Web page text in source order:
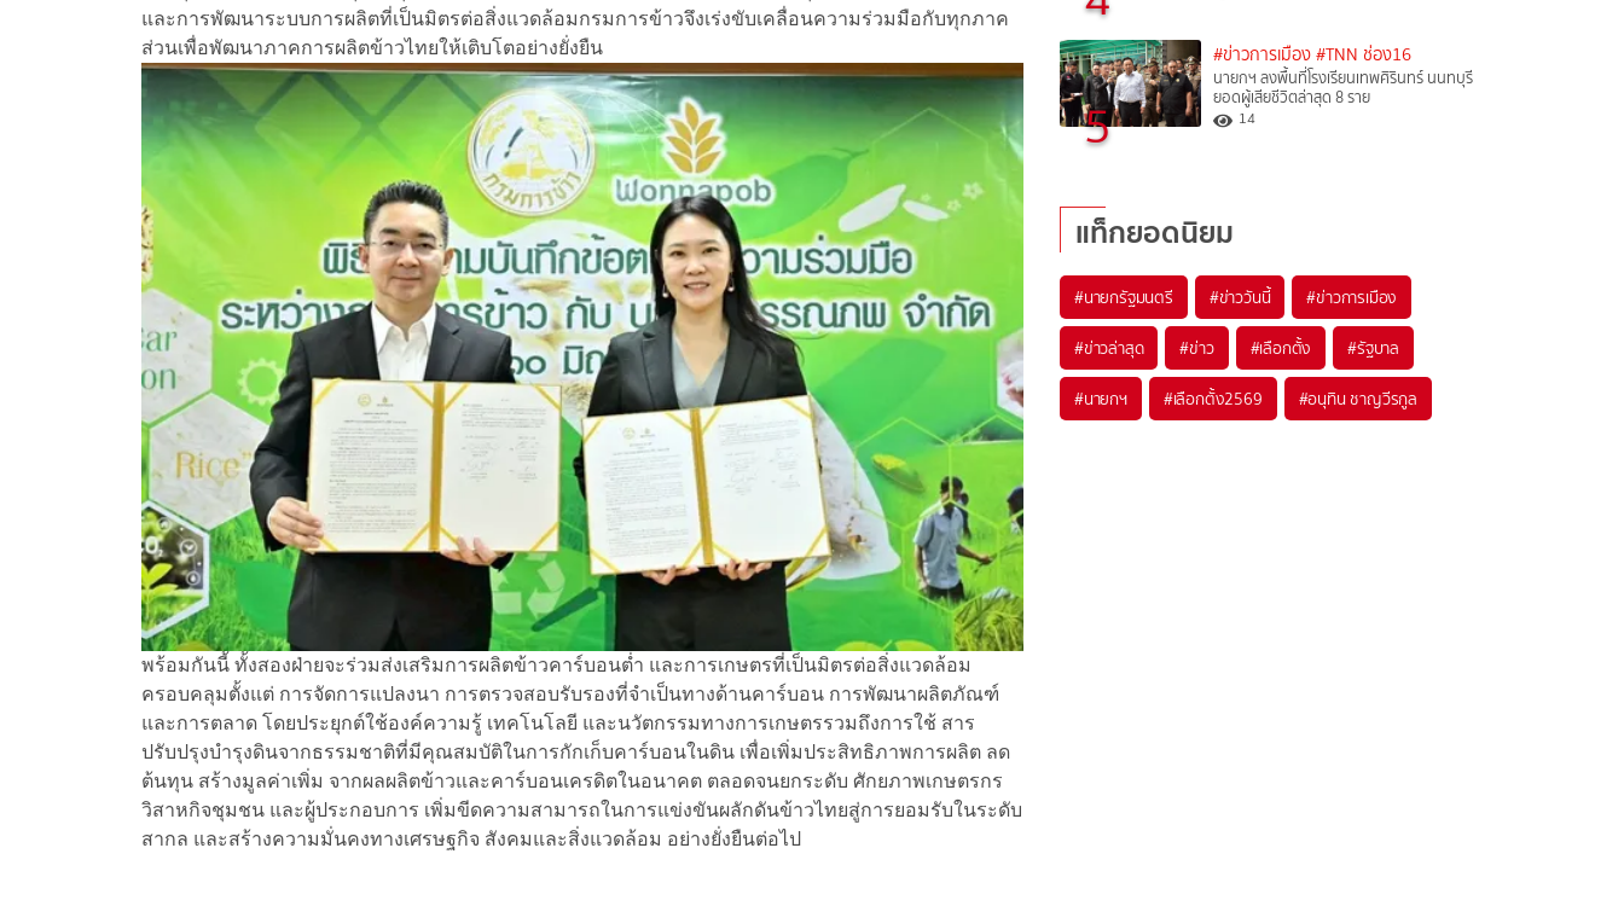
และการพัฒนาระบบการผลิตที่เป็นมิตรต่อสิ่งแวดล้อมกรมการข้าวจึงเร่งขับเคลื่อนความร่วมมือกับทุกภาค
ส่วนเพื่อพัฒนาภาคการผลิตข้าวไทยให้เติบโตอย่างยั่งยืน
พร้อมกันนี้ ทั้งสองฝ่ายจะร่วมส่งเสริมการผลิตข้าวคาร์บอนต่ำ และการเกษตรที่เป็นมิตรต่อสิ่งแวดล้อม
ครอบคลุมตั้งแต่ การจัดการแปลงนา การตรวจสอบรับรองที่จำเป็นทางด้านคาร์บอน การพัฒนาผลิตภัณฑ์
และการตลาด โดยประยุกต์ใช้องค์ความรู้ เทคโนโลยี และนวัตกรรมทางการเกษตรรวมถึงการใช้ สาร
ปรับปรุงบำรุงดินจากธรรมชาติที่มีคุณสมบัติในการกักเก็บคาร์บอนในดิน เพื่อเพิ่มประสิทธิภาพการผลิต ลด
ต้นทุน สร้างมูลค่าเพิ่ม จากผลผลิตข้าวและคาร์บอนเครดิตในอนาคต ตลอดจนยกระดับ ศักยภาพเกษตรกร
วิสาหกิจชุมชน และผู้ประกอบการ เพิ่มขีดความสามารถในการแข่งขันผลักดันข้าวไทยสู่การยอมรับในระดับ
สากล และสร้างความมั่นคงทางเศรษฐกิจ สังคมและสิ่งแวดล้อม อย่างยั่งยืนต่อไป
5
#ข่าวการเมือง #TNN ช่อง16
นายกฯ ลงพื้นที่โรงเรียนเทพศิรินทร์ นนทบุรี
ยอดผู้เสียชีวิตล่าสุด 8 ราย
14
แท็กยอดนิยม
#นายกรัฐมนตรี #ข่าววันนี้ #ข่าวการเมือง
#ข่าวล่าสุด #ข่าว #เลือกตั้ง #รัฐบาล
#นายกฯ #เลือกตั้ง2569 #อนุทิน ชาญวีรกูล